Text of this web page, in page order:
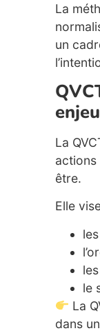
La
un
La
être.
Elle
le
La
dans